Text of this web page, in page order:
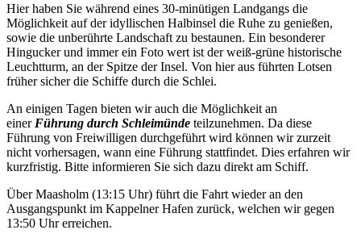
Hier haben Sie während eines 30-minütigen Landgangs die
Möglichkeit auf der idyllischen Halbinsel die Ruhe zu genießen,
sowie die unberührte Landschaft zu bestaunen. Ein besonderer
Hingucker und immer ein Foto wert ist der weiß-grüne historische
Leuchtturm, an der Spitze der Insel. Von hier aus führten Lotsen
früher sicher die Schiffe durch die Schlei.
An einigen Tagen bieten wir auch die Möglichkeit an
einer Führung durch Schleimünde teilzunehmen. Da diese
Führung von Freiwilligen durchgeführt wird können wir zurzeit
nicht vorhersagen, wann eine Führung stattfindet. Dies erfahren wir
kurzfristig. Bitte informieren Sie sich dazu direkt am Schiff.
Über Maasholm (13:15 Uhr) führt die Fahrt wieder an den
Ausgangspunkt im Kappelner Hafen zurück, welchen wir gegen
13:50 Uhr erreichen.